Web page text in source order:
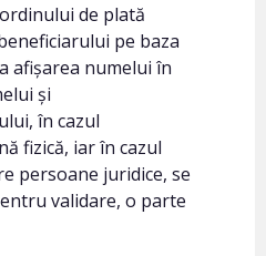
de plată
pe baza
afișarea numelui în
și
în cazul
fizică, iar în cazul
persoane juridice, se
validare, o parte